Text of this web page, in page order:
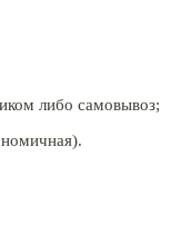
либо самовывоз;